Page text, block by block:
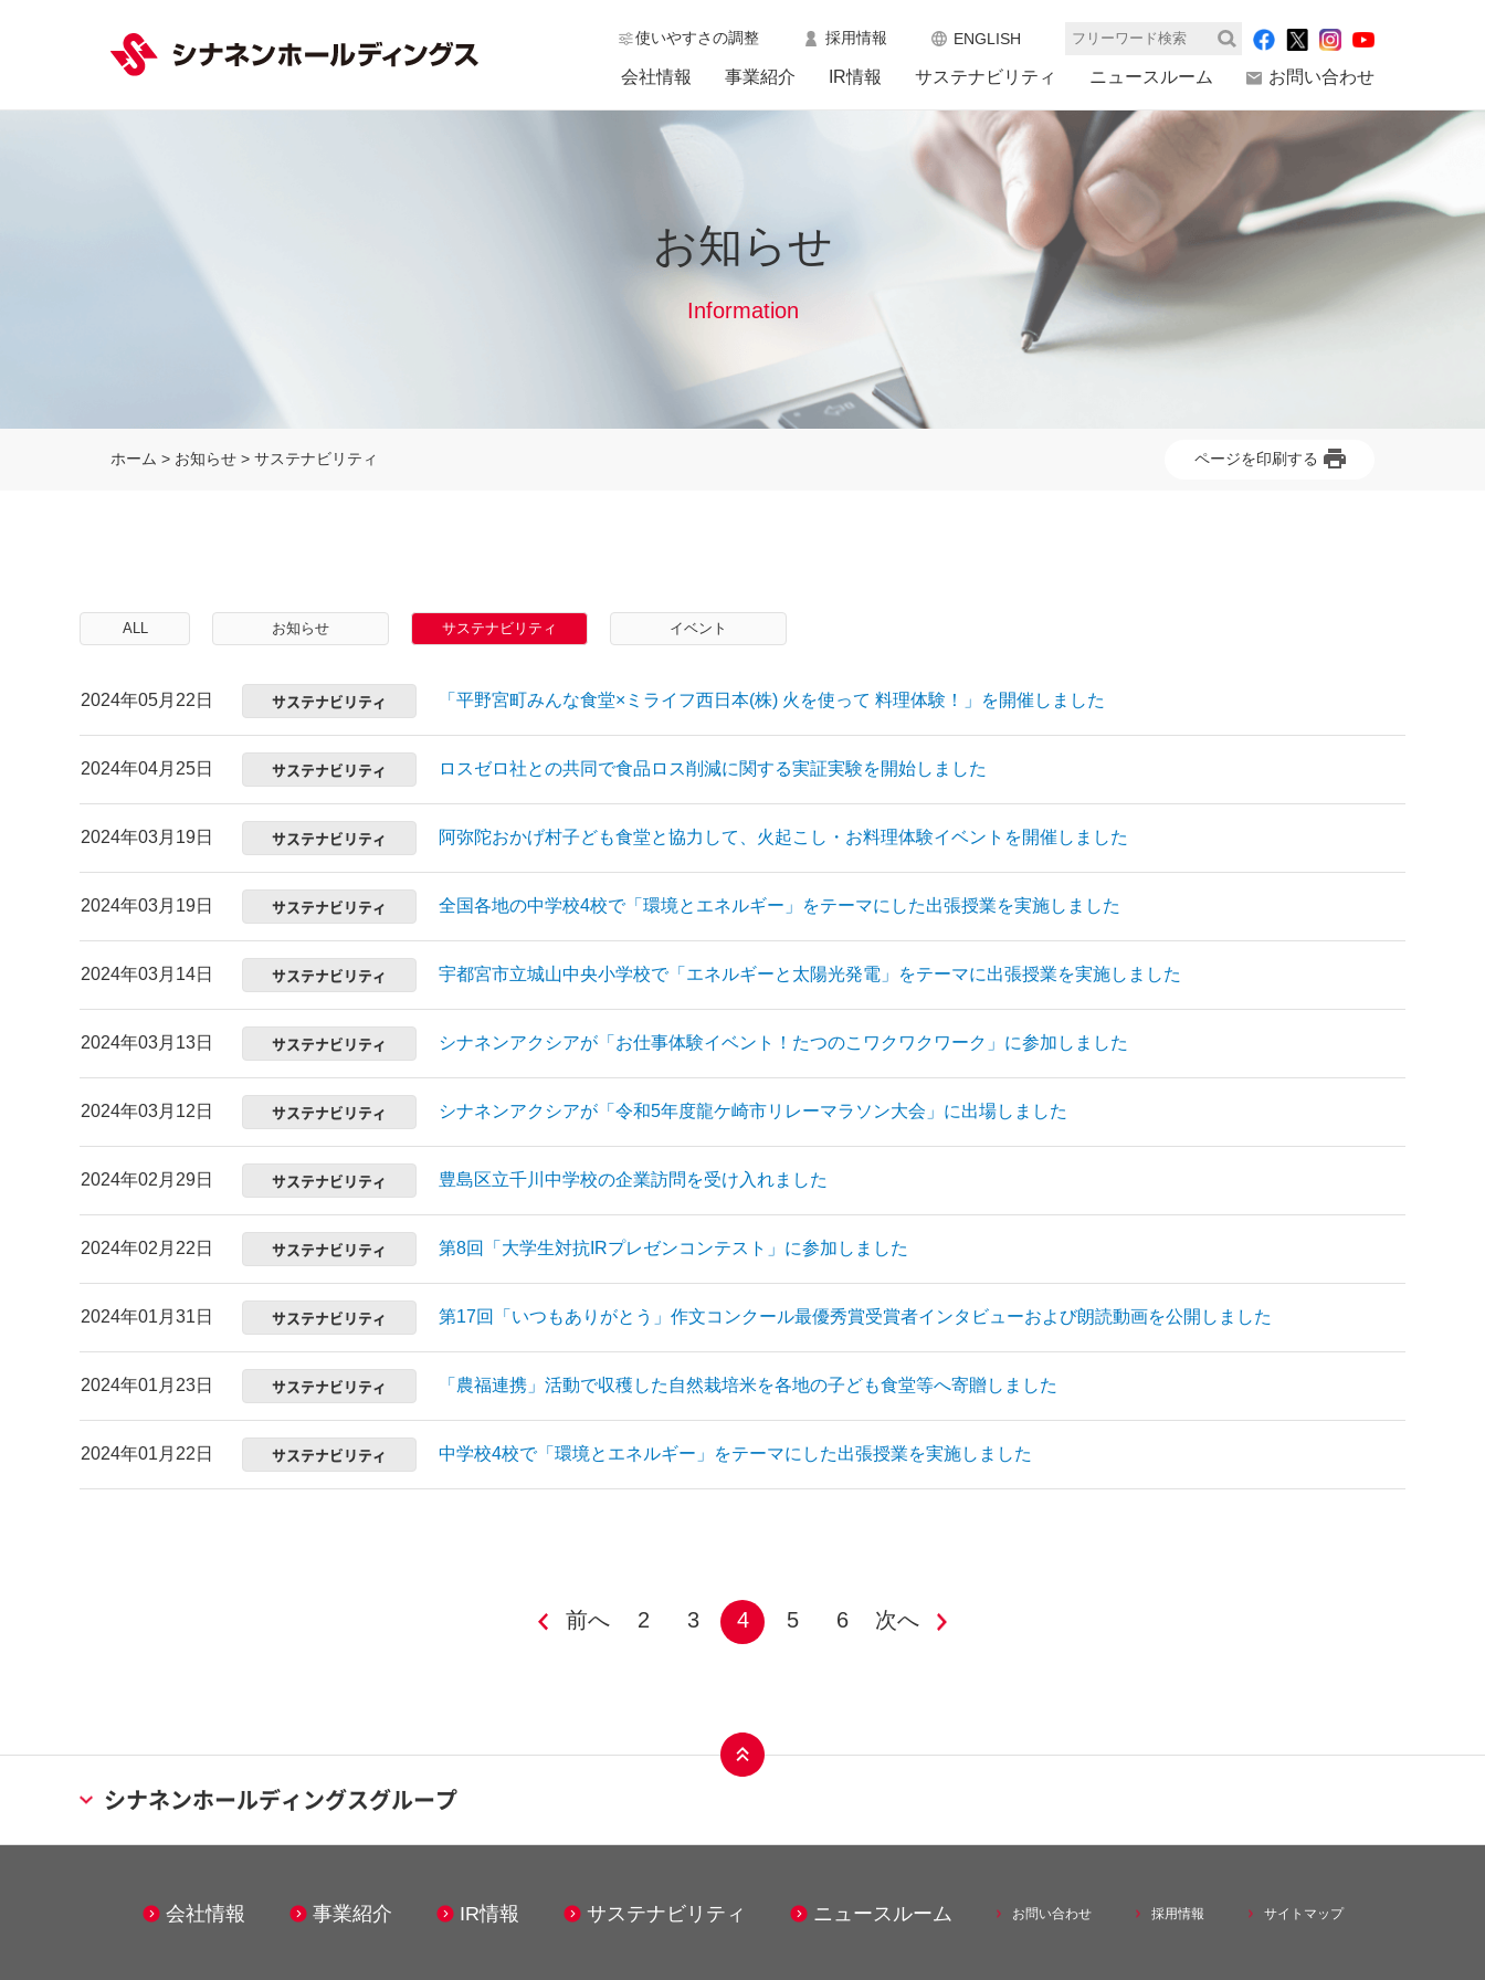
使いやすさの調整 採用情報 ENGLISH
会社情報 事業紹介 IR情報 サステナビリティ ニュースルーム お問い合わせ
お知らせ
Information
ホーム > お知らせ > サステナビリティ ページを印刷する
ALL お知らせ サステナビリティ イベント
2024年05月22日 サステナビリティ 「平野宮町みんな食堂×ミライフ西日本(株) 火を使って 料理体験！」を開催しました
2024年04月25日 サステナビリティ ロスゼロ社との共同で食品ロス削減に関する実証実験を開始しました
2024年03月19日 サステナビリティ 阿弥陀おかげ村子ども食堂と協力して、火起こし・お料理体験イベントを開催しました
2024年03月19日 サステナビリティ 全国各地の中学校4校で「環境とエネルギー」をテーマにした出張授業を実施しました
2024年03月14日 サステナビリティ 宇都宮市立城山中央小学校で「エネルギーと太陽光発電」をテーマに出張授業を実施しました
2024年03月13日 サステナビリティ シナネンアクシアが「お仕事体験イベント！たつのこワクワクワーク」に参加しました
2024年03月12日 サステナビリティ シナネンアクシアが「令和5年度龍ケ崎市リレーマラソン大会」に出場しました
2024年02月29日 サステナビリティ 豊島区立千川中学校の企業訪問を受け入れました
2024年02月22日 サステナビリティ 第8回「大学生対抗IRプレゼンコンテスト」に参加しました
2024年01月31日 サステナビリティ 第17回「いつもありがとう」作文コンクール最優秀賞受賞者インタビューおよび朗読動画を公開しました
2024年01月23日 サステナビリティ 「農福連携」活動で収穫した自然栽培米を各地の子ども食堂等へ寄贈しました
2024年01月22日 サステナビリティ 中学校4校で「環境とエネルギー」をテーマにした出張授業を実施しました
前へ 2 3 4 5 6 次へ
シナネンホールディングスグループ
エネルギー事業
メンテナンス事業
会社情報 事業紹介 IR情報 サステナビリティ ニュースルーム お問い合わせ 採用情報 サイトマップ